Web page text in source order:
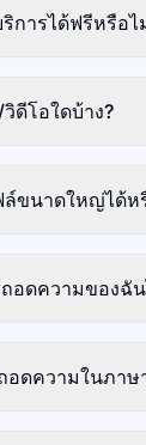
การได้ฟรีหรือไ
ดีโอใดบ้าง?
ขนาดใหญ่ได้ห
อดความของฉั
อดความในภาษ